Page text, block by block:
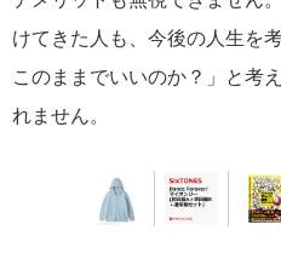
けてきた人も、今後の人生を
このままでいいのか？」と考
れません。